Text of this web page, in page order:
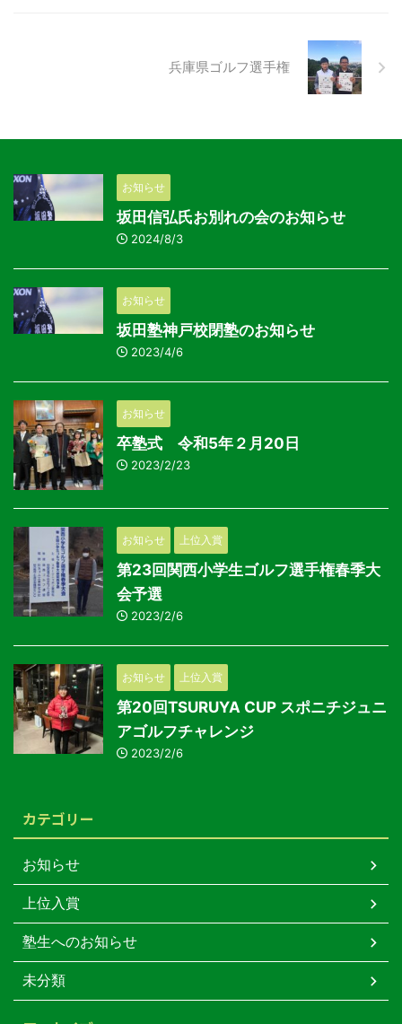
兵庫県ゴルフ選手権
お知らせ
坂田信弘氏お別れの会のお知らせ
2024/8/3
お知らせ
坂田塾神戸校閉塾のお知らせ
2023/4/6
お知らせ
卒塾式 令和5年２月20日
2023/2/23
お知らせ 上位入賞
第23回関西小学生ゴルフ選手権春季大
会予選
2023/2/6
お知らせ 上位入賞
第20回TSURUYA CUP スポニチジュニ
アゴルフチャレンジ
2023/2/6
カテゴリー
お知らせ
上位入賞
塾生へのお知らせ
未分類